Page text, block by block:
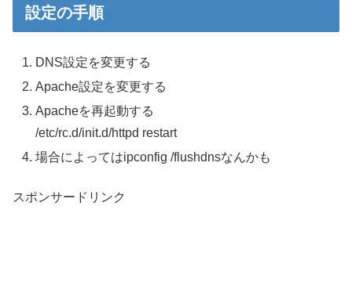
設定の手順
DNS設定を変更する
Apache設定を変更する
Apacheを再起動する
/etc/rc.d/init.d/httpd restart
場合によってはipconfig /flushdnsなんかも
スポンサードリンク